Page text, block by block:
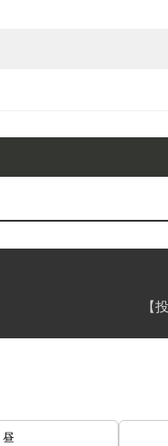
【
昼